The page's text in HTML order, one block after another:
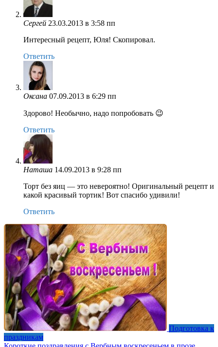
Сергей 23.03.2013 в 3:58 пп
Интересный рецепт, Юля! Скопировал.
Ответить
Оксана 07.09.2013 в 6:29 пп
Здорово! Необычно, надо попробовать 😉
Ответить
Наташа 14.09.2013 в 9:28 пп
Торт без яиц — это невероятно! Оригинальный рецепт и
какой красивый тортик! Вот спасибо удивили!
Ответить
Подготовка к
праздникам